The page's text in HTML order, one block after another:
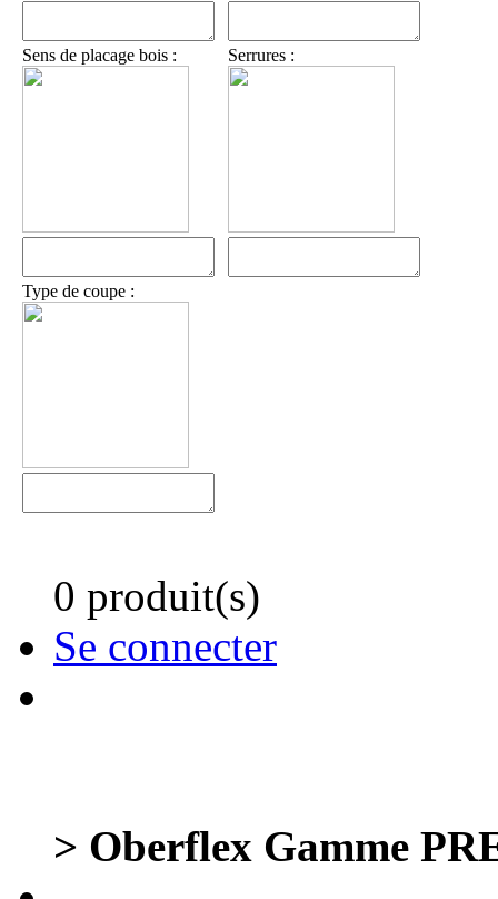
Sens de placage bois :
Type de coupe :
Serrures :
0 produit(s)
Se connecter
> Oberflex Gamme